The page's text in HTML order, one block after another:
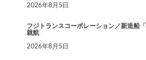
2026年8月5日
フジトランスコーポレーション／新造船「
就航
2026年8月5日